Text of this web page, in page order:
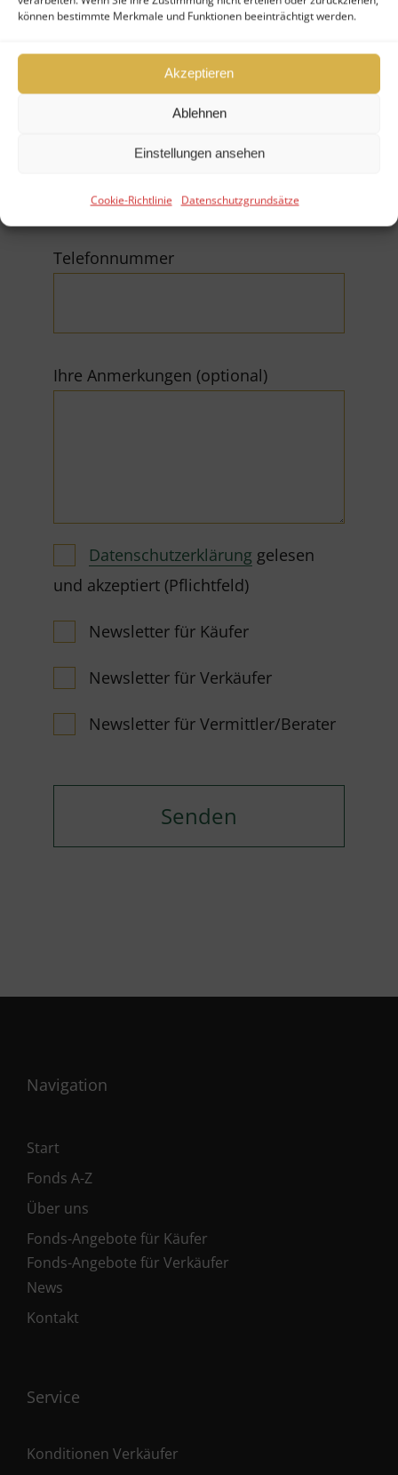
können bestimmte Merkmale und Funktionen beeinträchtigt werden.
Akzeptieren
Ablehnen
Einstellungen ansehen
Cookie-Richtlinie Datenschutzgrundsätze
Firma
Telefonnummer
Ihre Anmerkungen (optional)
Datenschutzerklärung gelesen
und akzeptiert (Pflichtfeld)
Newsletter für Käufer
Newsletter für Verkäufer
Newsletter für Vermittler/Berater
Navigation
Start
Fonds A-Z
Über uns
Fonds-Angebote für Käufer
Fonds-Angebote für Verkäufer
News
Kontakt
Service
Konditionen Verkäufer